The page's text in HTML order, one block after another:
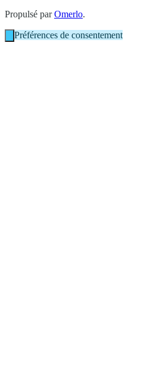
Propulsé parOmerlo.
Préférences de consentement